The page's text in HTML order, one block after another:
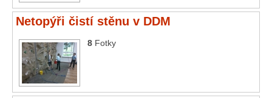
Netopýři čistí stěnu v DDM
8 Fotky